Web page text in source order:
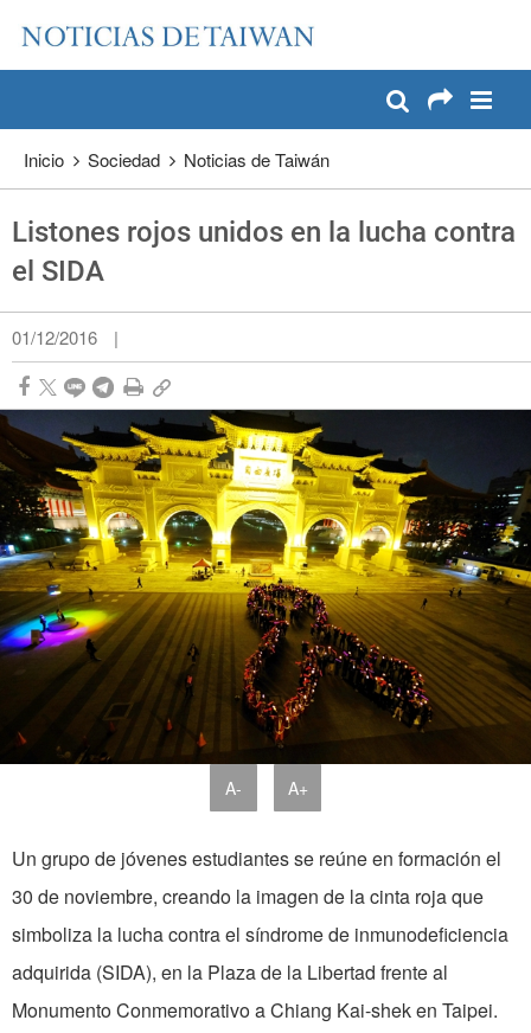
Pase a contenido principal
Inicio Sociedad Noticias de Taiwán
Listones rojos unidos en la lucha contra
el SIDA
01/12/2016 |
A- A+
Un grupo de jóvenes estudiantes se reúne en formación el
30 de noviembre, creando la imagen de la cinta roja que
simboliza la lucha contra el síndrome de inmunodeficiencia
adquirida (SIDA), en la Plaza de la Libertad frente al
Monumento Conmemorativo a Chiang Kai-shek en Taipei.